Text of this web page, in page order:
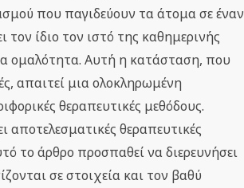
που παγιδεύουν τα άτομα σε έναν
ίδιο τον ιστό της καθημερινής
ομαλότητα. Αυτή η κατάσταση, που
απαιτεί μια ολοκληρωμένη
θεραπευτικές μεθόδους.
αποτελεσματικές θεραπευτικές
το άρθρο προσπαθεί να διερευνήσει
σε στοιχεία και τον βαθύ